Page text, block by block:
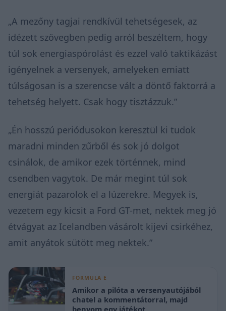
„A mezőny tagjai rendkívül tehetségesek, az
idézett szövegben pedig arról beszéltem, hogy
túl sok energiaspórolást és ezzel való taktikázást
igényelnek a versenyek, amelyeken emiatt
túlságosan is a szerencse vált a döntő faktorrá a
tehetség helyett. Csak hogy tisztázzuk.”
„Én hosszú periódusokon keresztül ki tudok
maradni minden zűrből és sok jó dolgot
csinálok, de amikor ezek történnek, mind
csendben vagytok. De már megint túl sok
energiát pazarolok el a lúzerekre. Megyek is,
vezetem egy kicsit a Ford GT-met, nektek meg jó
étvágyat az Icelandben vásárolt kijevi csirkéhez,
amit anyátok sütött meg nektek.”
FORMULA E
Amikor a pilóta a versenyautójából
chatel a kommentátorral, majd